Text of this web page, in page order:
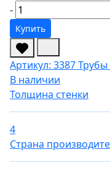
-
Купить
Артикул: 3387Трубы
В наличии
Толщина стенки
4
Страна